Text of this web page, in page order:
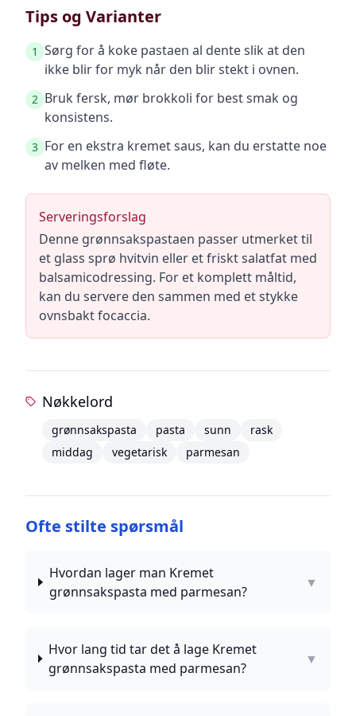
Tips og Varianter
1 Sørg for å koke pastaen al dente slik at den
ikke blir for myk når den blir stekt i ovnen.
2 Bruk fersk, mør brokkoli for best smak og
konsistens.
3 For en ekstra kremet saus, kan du erstatte noe
av melken med fløte.
Serveringsforslag
Denne grønnsakspastaen passer utmerket til
et glass sprø hvitvin eller et friskt salatfat med
balsamicodressing. For et komplett måltid,
kan du servere den sammen med et stykke
ovnsbakt focaccia.
Nøkkelord
grønnsakspasta pasta sunn
rask
middag
vegetarisk parmesan
Ofte stilte spørsmål
Hvordan lager man Kremet
grønnsakspasta med parmesan?
▼
Hvor lang tid tar det å lage Kremet
grønnsakspasta med parmesan?
▼